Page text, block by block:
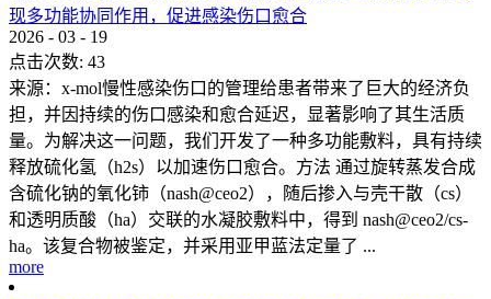
现多功能协同作用，促进感染伤口愈合
2026 - 03 - 19
点击次数: 43
来源：x-mol慢性感染伤口的管理给患者带来了巨大的经济负
担，并因持续的伤口感染和愈合延迟，显著影响了其生活质
量。为解决这一问题，我们开发了一种多功能敷料，具有持续
释放硫化氢（h2s）以加速伤口愈合。方法 通过旋转蒸发合成
含硫化钠的氧化铈（nash@ceo2），随后掺入与壳干散（cs）
和透明质酸（ha）交联的水凝胶敷料中，得到 nash@ceo2/cs-
ha。该复合物被鉴定，并采用亚甲蓝法定量了 ...
more